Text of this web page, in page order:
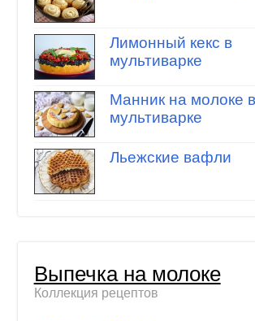
Лимонный кекс в
мультиварке
Манник на молоке в
мультиварке
Льежские вафли
Выпечка на молоке
Коллекция рецептов